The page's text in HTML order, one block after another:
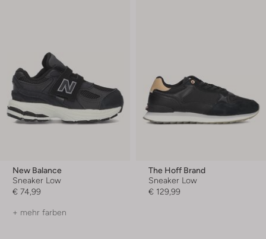
New Balance
Sneaker Low
€ 74,99
+ mehr farben
The Hoff Brand
Sneaker Low
€ 129,99